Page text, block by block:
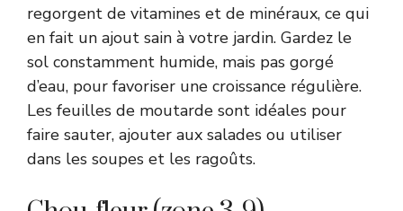
regorgent de vitamines et de minéraux, ce qui
en fait un ajout sain à votre jardin. Gardez le
sol constamment humide, mais pas gorgé
d’eau, pour favoriser une croissance régulière.
Les feuilles de moutarde sont idéales pour
faire sauter, ajouter aux salades ou utiliser
dans les soupes et les ragoûts.